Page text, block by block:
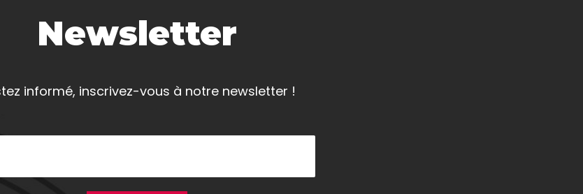
Newsletter
informé, inscrivez-vous à notre newsletter !